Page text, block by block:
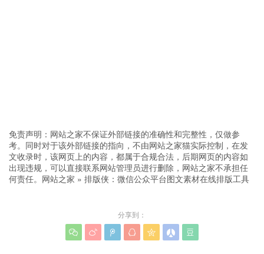
免责声明：网站之家不保证外部链接的准确性和完整性，仅做参
考。同时对于该外部链接的指向，不由网站之家猫实际控制，在发
文收录时，该网页上的内容，都属于合规合法，后期网页的内容如
出现违规，可以直接联系网站管理员进行删除，网站之家不承担任
何责任。 网站之家 » 排版侠：微信公众平台图文素材在线排版工具
分享到：
      